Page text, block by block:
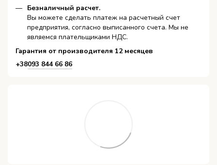
Безналичный расчет.
Вы можете сделать платеж на расчетный счет
предприятия, согласно выписанного счета. Мы не
являемся плательщиками НДС.
Гарантия от производителя 12 месяцев
+38093 844 66 86